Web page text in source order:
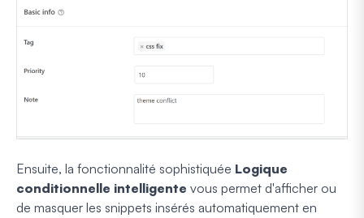
Ensuite, la fonctionnalité sophistiquée Logique
conditionnelle intelligente vous permet d'afficher ou
de masquer les snippets insérés automatiquement en